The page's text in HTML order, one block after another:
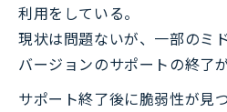
利用をしている。
現状は問題ないが、一部のミ
バージョンのサポートの終了
サポート終了後に脆弱性が見